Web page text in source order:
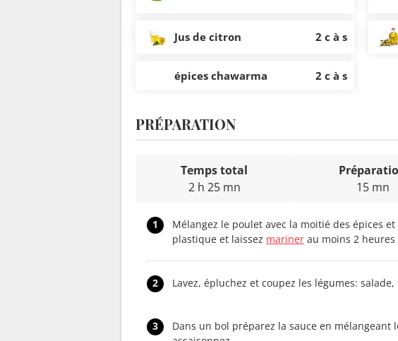
Jus de citron 2 c à s
épices chawarma 2 c à s
PRÉPARATION
Temps total
2 h 25 mn
15 mn
1
Mélangez le poulet avec la moitié des épices
plastique et laissez mariner au moins 2
2 Lavez, épluchez et coupez les légumes:
3
Dans un bol préparez la sauce en